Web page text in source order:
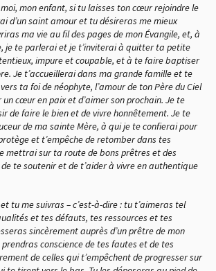
mon enfant, si tu laisses ton cœur rejoindre le
d’un saint amour et tu désireras me mieux
ma vie au fil des pages de mon Évangile, et, à
je te parlerai et je t’inviterai à quitter ta petite
impure et coupable, et à te faire baptiser
Je t’accueillerai dans ma grande famille et te
ta foi de néophyte, l’amour de ton Père du Ciel
un cœur en paix et d’aimer son prochain. Je te
de faire le bien et de vivre honnêtement. Je te
de ma sainte Mère, à qui je te confierai pour
et t’empêche de retomber dans tes
mettrai sur ta route de bons prêtres et des
te soutenir et de t’aider à vivre en authentique
tu me suivras – c’est-à-dire : tu t’aimeras tel
et tes défauts, tes ressources et tes
sincèrement auprès d’un prêtre de mon
conscience de tes fautes et de tes
de celles qui t’empêchent de progresser sur